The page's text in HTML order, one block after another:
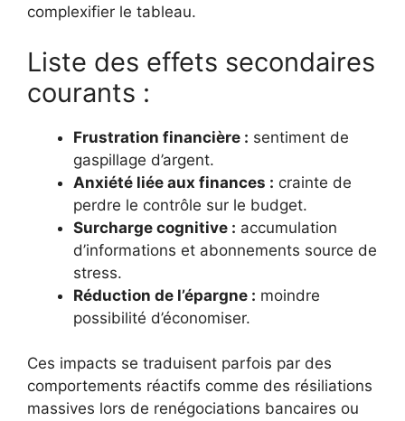
complexifier le tableau.
Liste des effets secondaires
courants :
Frustration financière : sentiment de
gaspillage d’argent.
Anxiété liée aux finances : crainte de
perdre le contrôle sur le budget.
Surcharge cognitive : accumulation
d’informations et abonnements source de
stress.
Réduction de l’épargne : moindre
possibilité d’économiser.
Ces impacts se traduisent parfois par des
comportements réactifs comme des résiliations
massives lors de renégociations bancaires ou